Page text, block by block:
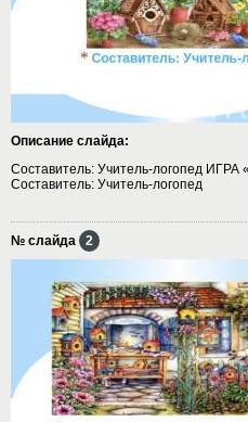
Описание слайда:
Составитель: Учитель-логопед
Составитель: Учитель-логопед
№ слайда 2